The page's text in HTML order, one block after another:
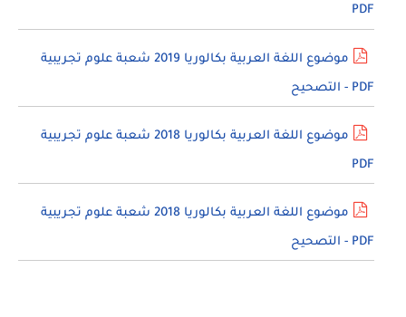
PDF
موضوع اللغة العربية بكالوريا 2019 شعبة علوم تجريبية
PDF - التصحيح
موضوع اللغة العربية بكالوريا 2018 شعبة علوم تجريبية
PDF
موضوع اللغة العربية بكالوريا 2018 شعبة علوم تجريبية
PDF - التصحيح